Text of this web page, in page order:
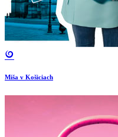
Miša v Košiciach